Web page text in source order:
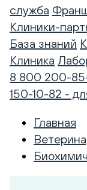
служба
Клиники-
База знаний
Клиника
8 800 200-
150-10-82 -
Главная